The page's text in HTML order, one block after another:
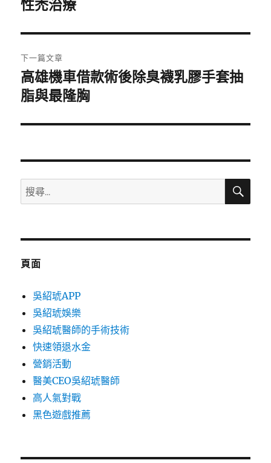
導
覽
文
章:
性禿治療
下一篇文章
下
一
文
高雄機車借款術後除臭襪乳膠手套抽
脂與最隆胸
搜
尋
鍵
搜
頁面
吳紹琥APP
吳紹琥娛樂
吳紹琥醫師的手術技術
快速領退水金
營銷活動
醫美CEO吳紹琥醫師
高人氣對戰
黑色遊戲推薦